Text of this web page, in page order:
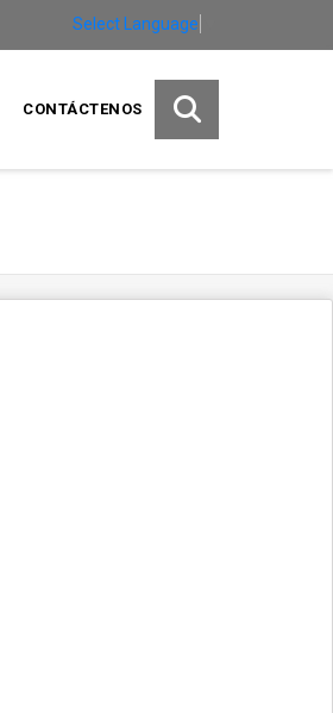
Select Language
CONTÁCTENOS